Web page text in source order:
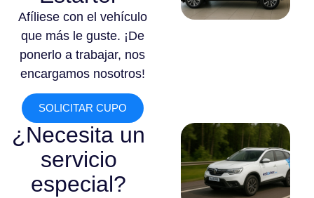
Afíliese con el vehículo
que más le guste. ¡De
ponerlo a trabajar, nos
encargamos nosotros!
SOLICITAR CUPO
¿Necesita un
servicio
especial?